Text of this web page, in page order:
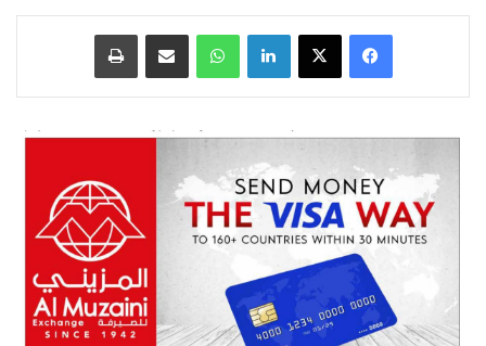
فيسبوك‫X لينكدإنواتساب مشاركة عبر البريد طباعة